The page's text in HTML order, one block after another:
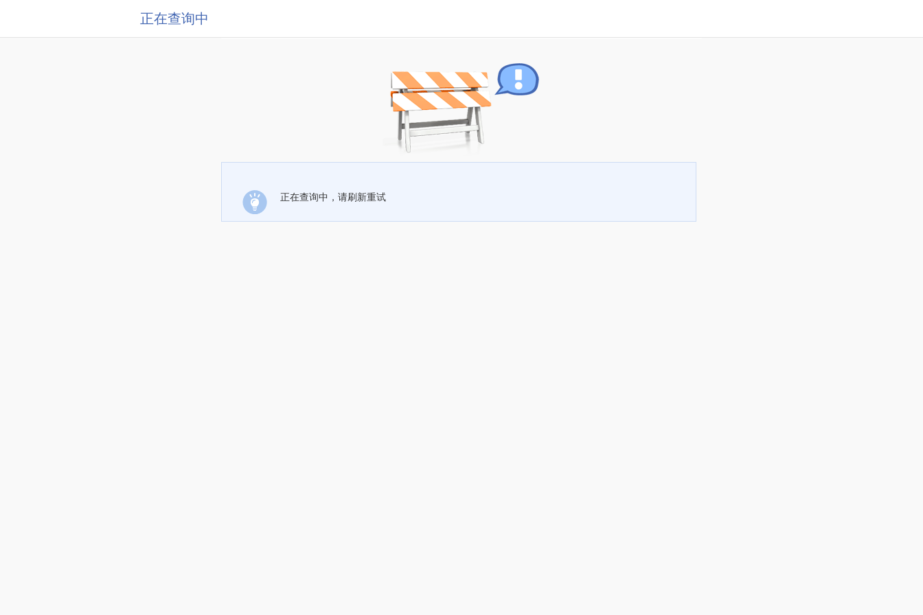
正在查询中
正在查询中，请刷新重试